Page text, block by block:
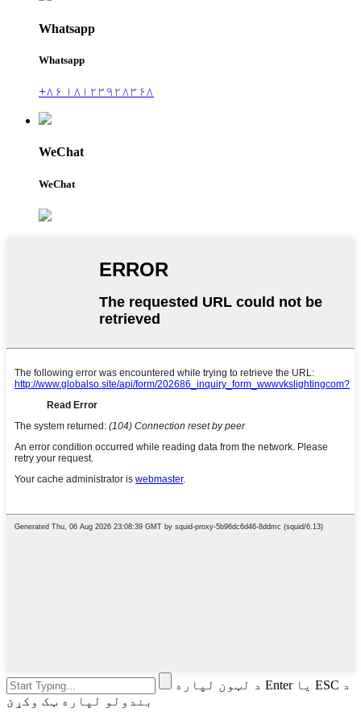
Whatsapp
Whatsapp
+۸۶ ۱۸۱۲۳۹۲۸۳۶۸
WeChat
WeChat
د لټون لپاره Enter یا ESC د
بندولو لپاره ټک وکړئ